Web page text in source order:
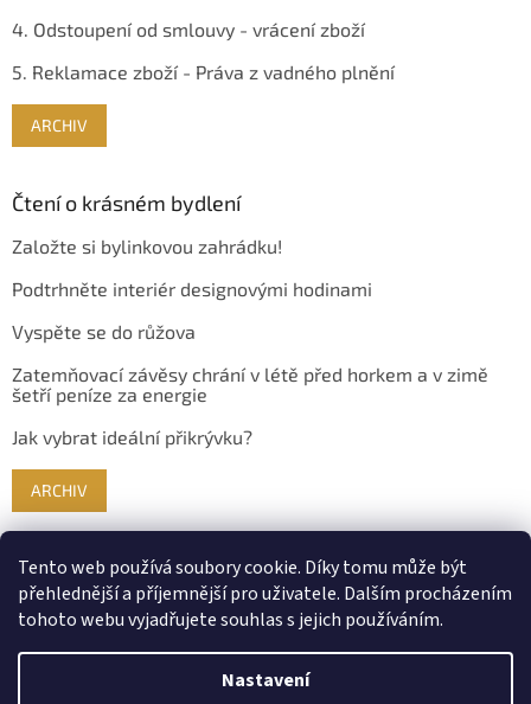
Tento web používá soubory cookie. Díky tomu může být
přehlednější a příjemnější pro uživatele. Dalším procházením
tohoto webu vyjadřujete souhlas s jejich používáním.
Nastavení
4. Odstoupení od smlouvy - vrácení zboží
5. Reklamace zboží - Práva z vadného plnění
ARCHIV
Čtení o krásném bydlení
Založte si bylinkovou zahrádku!
Podtrhněte interiér designovými hodinami
Vyspěte se do růžova
Zatemňovací závěsy chrání v létě před horkem a v zimě
šetří peníze za energie
Jak vybrat ideální přikrývku?
ARCHIV
Vytvořil Shoptet